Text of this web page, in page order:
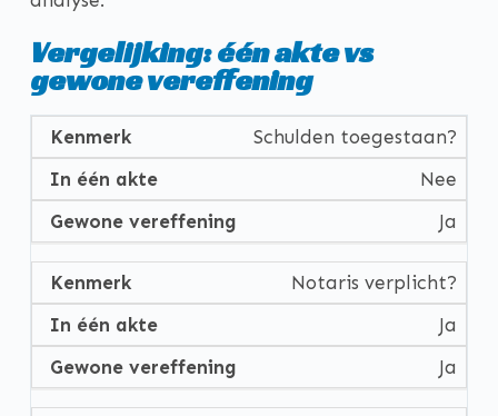
Vergelijking: één akte vs
gewone vereffening
Schulden toegestaan?
Nee
Ja
Notaris verplicht?
Ja
Ja